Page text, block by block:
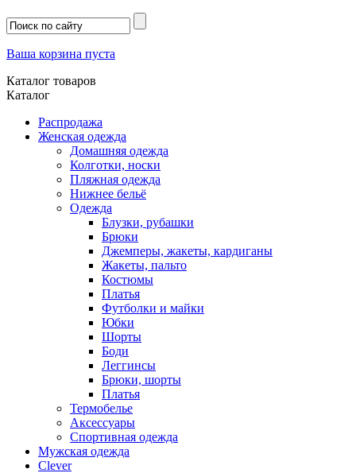
Ваша корзина пуста
Каталог товаров
Каталог
Распродажа
Женская одежда
Домашняя одежда
Колготки, носки
Пляжная одежда
Нижнее бельё
Одежда
Блузки, рубашки
Брюки
Джемперы, жакеты, кардиганы
Жакеты, пальто
Костюмы
Платья
Футболки и майки
Юбки
Шорты
Боди
Леггинсы
Брюки, шорты
Платья
Термобелье
Аксессуары
Спортивная одежда
Мужская одежда
Clever